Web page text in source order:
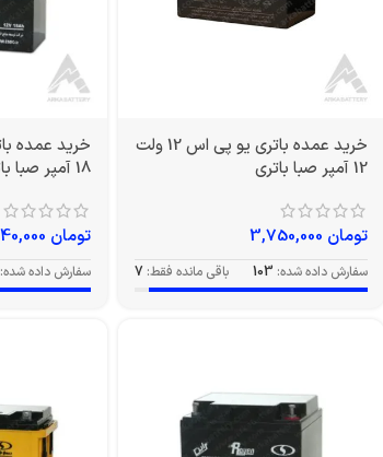
خرید عمده باتری یو پی اس 12 ولت
12 آمپر صبا باتری
تومان
سفارش داده شده: 103 باقی مانده فقط: 7
18 آمپر صبا باتری
تومان
سفارش داده شده: